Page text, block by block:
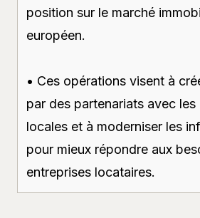
position sur le marché
européen.
• Ces opérations visent à
par des partenariats avec
locales et à moderniser les
pour mieux répondre aux
entreprises locataires.